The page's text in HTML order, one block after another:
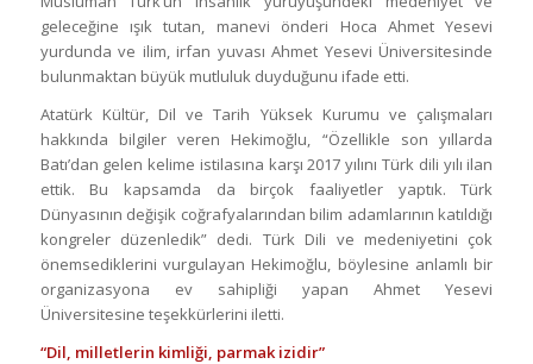
geleceğine ışık tutan, manevi önderi Hoca Ahmet Yesevi
yurdunda ve ilim, irfan yuvası Ahmet Yesevi Üniversitesinde
bulunmaktan büyük mutluluk duyduğunu ifade etti.
Atatürk Kültür, Dil ve Tarih Yüksek Kurumu ve çalışmaları
hakkında bilgiler veren Hekimoğlu, “Özellikle son yıllarda
Batı’dan gelen kelime istilasına karşı 2017 yılını Türk dili yılı ilan
ettik. Bu kapsamda da birçok faaliyetler yaptık. Türk
Dünyasının değişik coğrafyalarından bilim adamlarının katıldığı
kongreler düzenledik” dedi. Türk Dili ve medeniyetini çok
önemsediklerini vurgulayan Hekimoğlu, böylesine anlamlı bir
organizasyona ev sahipliği yapan Ahmet Yesevi
Üniversitesine teşekkürlerini iletti.
“Dil, milletlerin kimliği, parmak izidir”